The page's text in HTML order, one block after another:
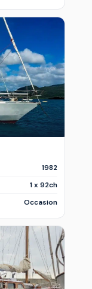
1982
1 x 92ch
Occasion